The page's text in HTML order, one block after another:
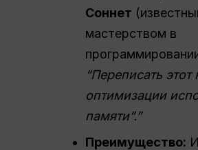
Соннет
мастерством в
“Переписать этот
оптимизации
памяти”.”
Преимущество: